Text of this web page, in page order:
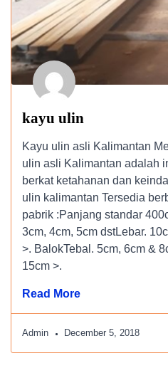
kayu ulin
Kayu ulin asli Kalimantan
ulin asli Kalimantan adalah
berkat ketahanan dan
ulin kalimantan Tersedia
pabrik :Panjang standar
3cm, 4cm, 5cm dstLebar.
>. BalokTebal. 5cm, 6cm &
15cm >.
Read More
Admin December 5, 2018